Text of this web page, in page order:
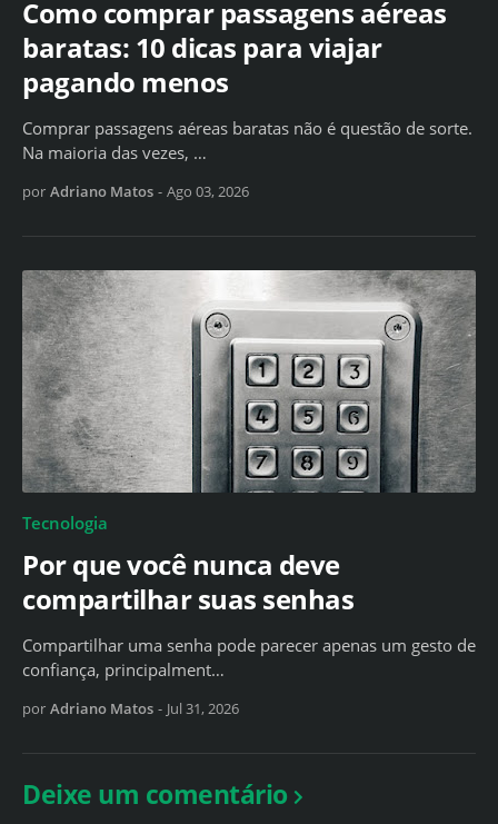
Como comprar passagens aéreas
baratas: 10 dicas para viajar
pagando menos
Comprar passagens aéreas baratas não é questão de sorte.
Na maioria das vezes, …
por Adriano Matos - Ago 03, 2026
Tecnologia
Por que você nunca deve
compartilhar suas senhas
Compartilhar uma senha pode parecer apenas um gesto de
confiança, principalment…
por Adriano Matos - Jul 31, 2026
Deixe um comentário